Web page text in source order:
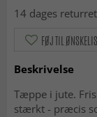
14 dages returret
FØJ TIL
Beskrivelse
Tæppe i jute.
stærkt - præcis